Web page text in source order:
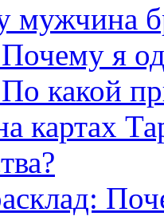
мужчина
я
какой
картах